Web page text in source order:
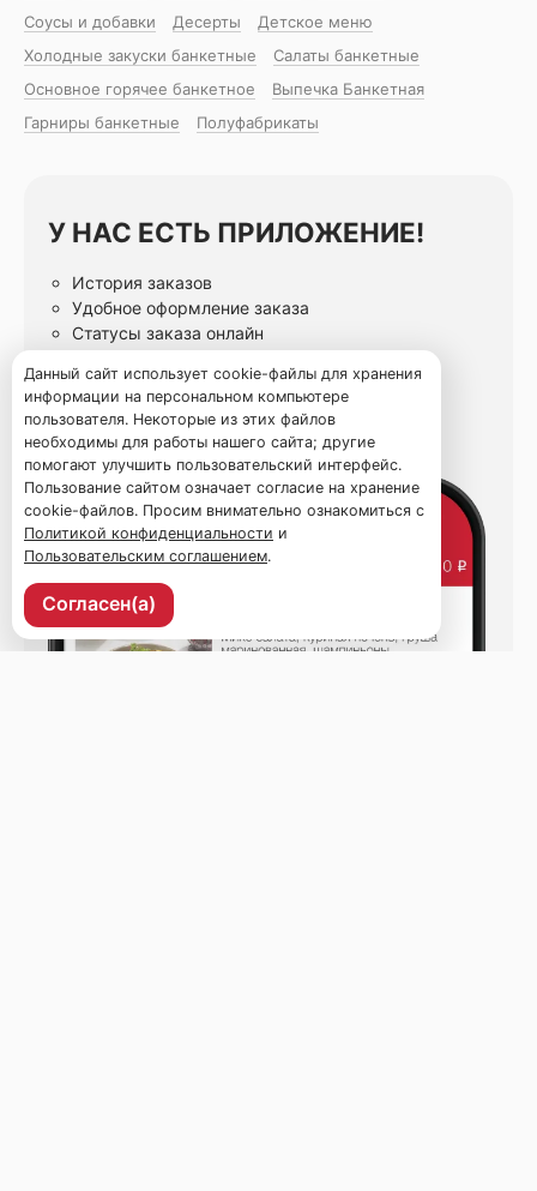
Соусы и добавки
Десерты
Детское меню
Холодные закуски банкетные
Салаты банкетные
Основное горячее банкетное
Выпечка Банкетная
Гарниры банкетные
Полуфабрикаты
У НАС ЕСТЬ ПРИЛОЖЕНИЕ!
История заказов
Удобное оформление заказа
Статусы заказа онлайн
Данный сайт использует cookie-файлы для хранения
информации на персональном компьютере
пользователя. Некоторые из этих файлов
необходимы для работы нашего сайта; другие
помогают улучшить пользовательский интерфейс.
Пользование сайтом означает согласие на хранение
cookie-файлов. Просим внимательно ознакомиться с
Политикой конфиденциальности и
Пользовательским соглашением.
Согласен(а)